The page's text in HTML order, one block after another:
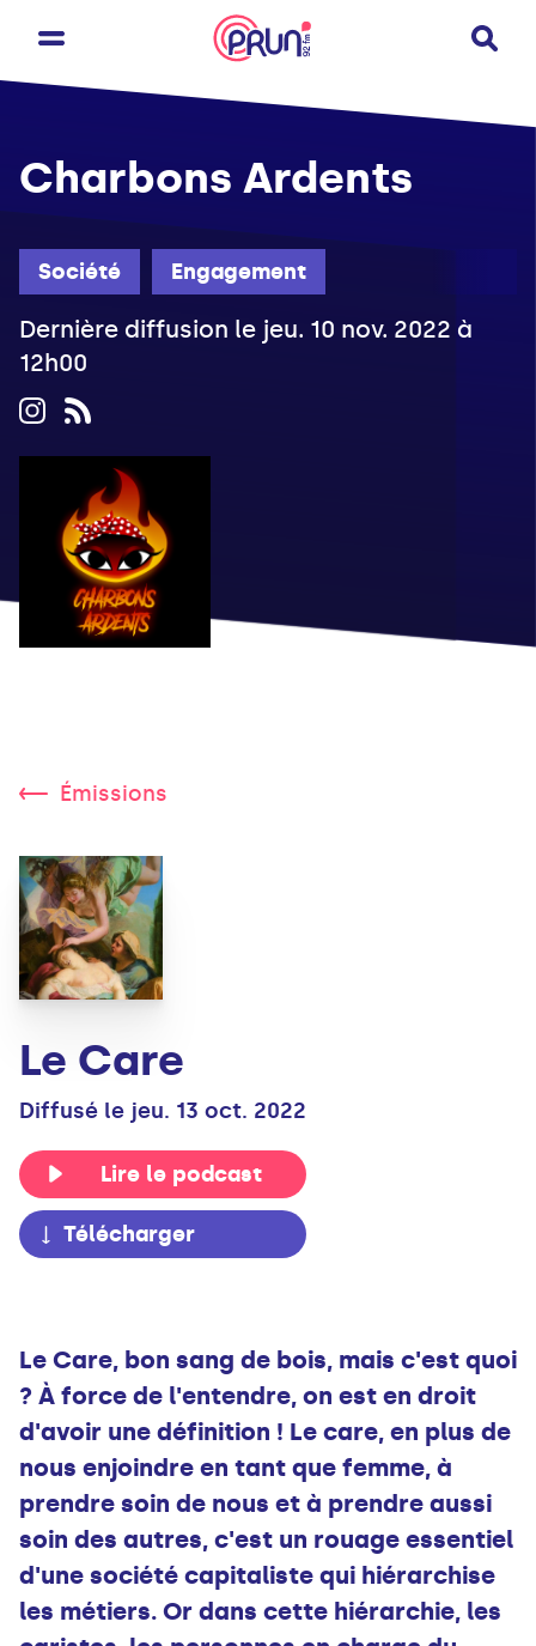
Société Engagement
Charbons Ardents
Dernière diffusion le jeu. 10 nov. 2022 à
12h00
Émissions
Le Care
Diffusé le jeu. 13 oct. 2022
Lire le podcast
Télécharger
Le Care, bon sang de bois, mais c'est quoi
? À force de l'entendre, on est en droit
d'avoir une définition ! Le care, en plus de
nous enjoindre en tant que femme, à
prendre soin de nous et à prendre aussi
soin des autres, c'est un rouage essentiel
d'une société capitaliste qui hiérarchise
les métiers. Or dans cette hiérarchie, les